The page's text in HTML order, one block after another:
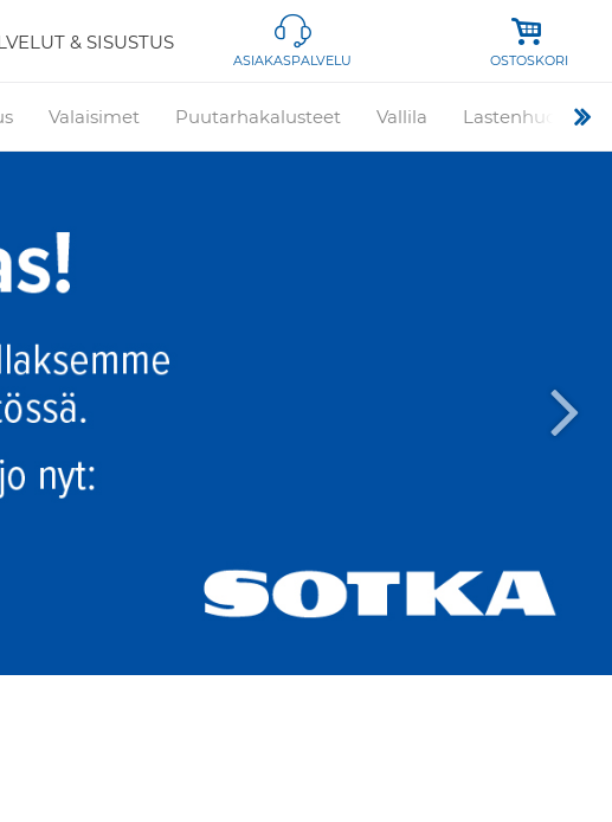
ASIAKASPALVELU OSTOSKORI
Valaisimet Puutarhakalusteet Vallila Lastenhuone
& SISUSTUS